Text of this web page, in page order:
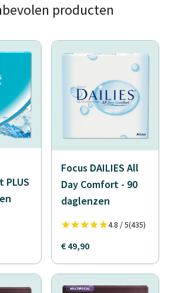
producten
PLUS
Focus DAILIES All
Day Comfort - 90
daglenzen
4.8 / 5(435)
€ 49,90